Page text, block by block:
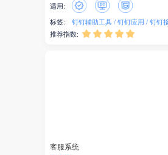
声音
社交
适用:
标签:
钉钉辅助工具 钉钉应用
钉钉
推荐指数:     
客服系统